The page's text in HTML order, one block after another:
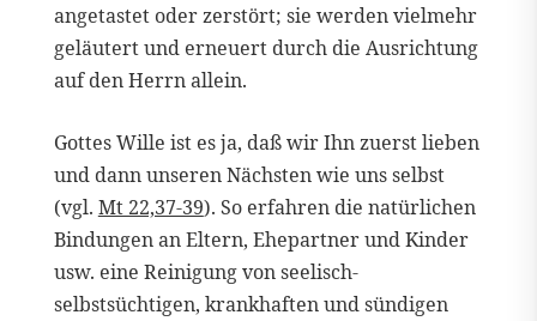
angetastet oder zerstört; sie werden vielmehr
geläutert und erneuert durch die Ausrichtung
auf den Herrn allein.
Gottes Wille ist es ja, daß wir Ihn zuerst lieben
und dann unseren Nächsten wie uns selbst
(vgl. Mt 22,37-39). So erfahren die natürlichen
Bindungen an Eltern, Ehepartner und Kinder
usw. eine Reinigung von seelisch-
selbstsüchtigen, krankhaften und sündigen